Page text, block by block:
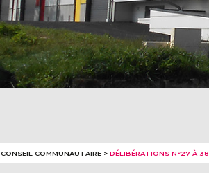
CONSEIL COMMUNAUTAIRE > DÉLIBÉRATIONS N°27 À 38